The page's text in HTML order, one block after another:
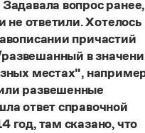
как государственного
и пунктуации
теоретический курс
в русском языке
имён
терминов
орфографии и
вопрос ранее,
не ответили. Хотелось
причастий
в
местах",
развешенные
ответ справочной
год, там сказано, что